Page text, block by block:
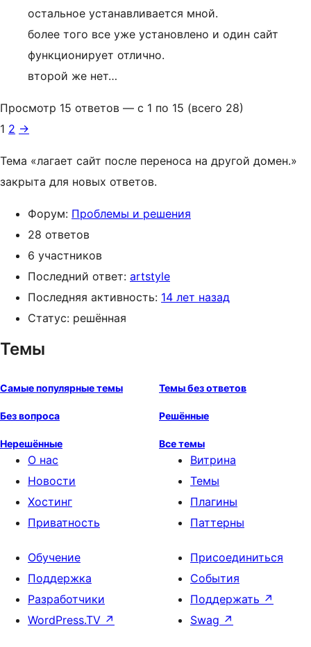
остальное устанавливается мной.
более того все уже установлено и один сайт
функционирует отлично.
второй же нет…
Просмотр 15 ответов — с 1 по 15 (всего 28)
1 2 →
Тема «лагает сайт после переноса на другой домен.»
закрыта для новых ответов.
Форум: Проблемы и решения
28 ответов
6 участников
Последний ответ: artstyle
Последняя активность: 14 лет назад
Статус: решённая
Темы
Самые популярные темы Темы без ответов
Без вопроса Решённые
Нерешённые Все темы
О нас
Новости
Хостинг
Приватность
Витрина
Темы
Плагины
Паттерны
Обучение
Поддержка
Разработчики
WordPress.TV ↗
Присоединиться
События
Поддержать ↗
Swag ↗